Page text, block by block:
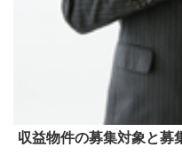
収益物件の募集対象と募